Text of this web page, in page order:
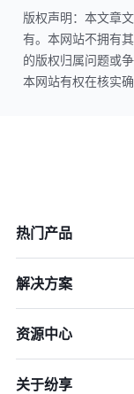
版权声明：本文章
有。本网站不拥有
的版权归属问题或
本网站有权在核实
热门产品
解决方案
资源中心
关于纷享